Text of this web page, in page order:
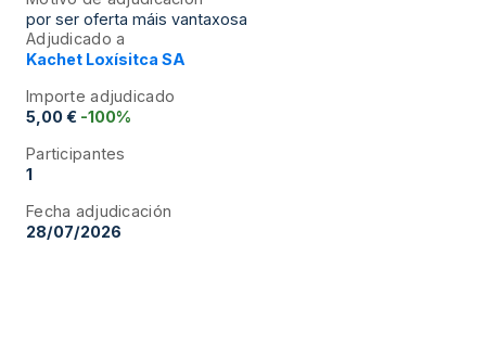
por ser oferta máis vantaxosa
Adjudicado a
Kachet Loxísitca SA
Importe adjudicado
5,00 € -100%
Participantes
1
Fecha adjudicación
28/07/2026